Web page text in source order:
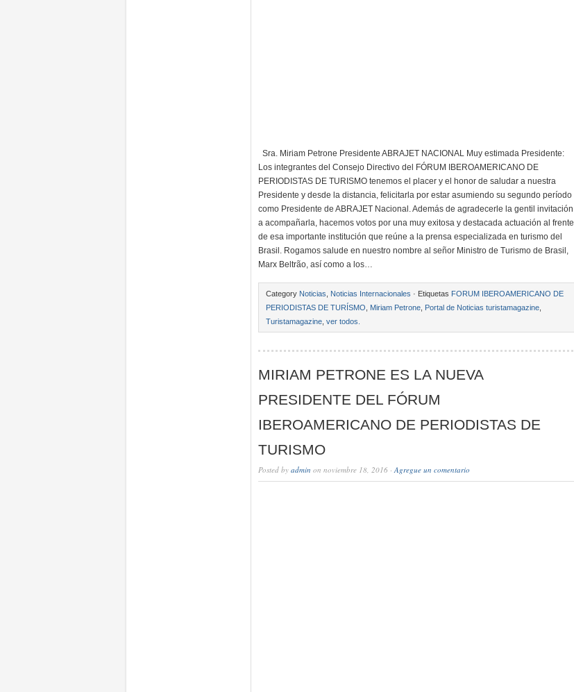
Sra. Miriam Petrone Presidente ABRAJET NACIONAL Muy estimada Presidente:
Los integrantes del Consejo Directivo del FÓRUM IBEROAMERICANO DE
PERIODISTAS DE TURISMO tenemos el placer y el honor de saludar a nuestra
Presidente y desde la distancia, felicitarla por estar asumiendo su segundo período
como Presidente de ABRAJET Nacional. Además de agradecerle la gentil invitación
a acompañarla, hacemos votos por una muy exitosa y destacada actuación al frente
de esa importante institución que reúne a la prensa especializada en turismo del
Brasil. Rogamos salude en nuestro nombre al señor Ministro de Turismo de Brasil,
Marx Beltrão, así como a los…
Category Noticias Noticias Internacionales · Etiquetas FORUM IBEROAMERICANO DE
PERIODISTAS DE TURÍSMO
Miriam Petrone Portal de Noticias turistamagazine
Turistamagazine ver todos.
MIRIAM PETRONE ES LA NUEVA
PRESIDENTE DEL FÓRUM
IBEROAMERICANO DE PERIODISTAS DE
TURISMO
Posted by admin on noviembre 18, 2016 ·Agregue un comentario